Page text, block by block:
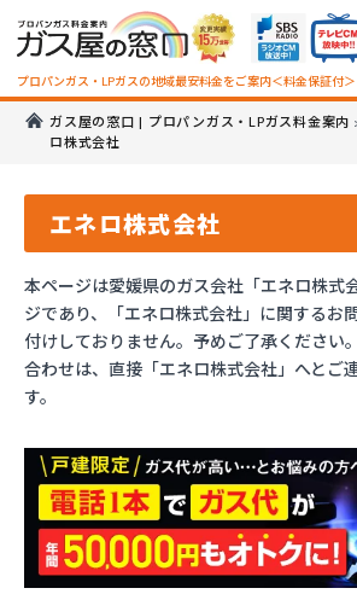
プロパンガス・LPガスの地域最安料金をご案内＜料金保証付＞
ガス屋の窓口 | プロパンガス・LPガス料金案内
ロ株式会社
エネロ株式会社
本ページは愛媛県のガス会社「エネロ株式
ジであり、「エネロ株式会社」に関するお
付けしておりません。予めご了承ください
合わせは、直接「エネロ株式会社」へとご
す。